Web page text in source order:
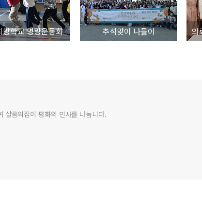
망학교 명랑운동회 추석맞이 나들이
샬롬의집이 평화의 인사를 나눕니다.